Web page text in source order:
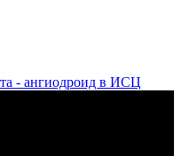
- ангиодроид в ИСЦ